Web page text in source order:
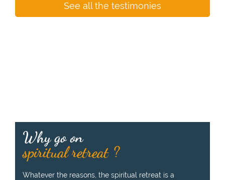
See all the testimonies
Why go on
spiritual retreat ?
Whatever the reasons, the spiritual retreat is a